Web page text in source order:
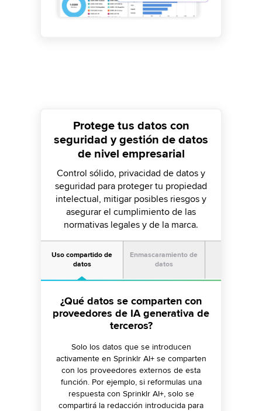
Protege tus datos con
seguridad y gestión de datos
de nivel empresarial
Control sólido, privacidad de datos y
seguridad para proteger tu propiedad
intelectual, mitigar posibles riesgos y
asegurar el cumplimiento de las
normativas legales y de la marca.
Uso compartido de
datos
Enmascaramiento de
datos
¿Qué datos se comparten con
proveedores de IA generativa de
terceros?
Solo los datos que se introducen
activamente en Sprinklr AI+ se comparten
con los proveedores externos de esta
función. Por ejemplo, si reformulas una
respuesta con Sprinklr AI+, solo se
compartirá la redacción introducida para
¿Se pueden anonimizar los datos
antes de compartirlos?
correo electrónico, URL, direcciones IP,
permisos de conducir, registros médicos,
etc. Además, el enmascaramiento con
expresiones regulares de Sprinklr puede
adaptarse a los requisitos específicos del
cliente.
Mitigación del riesgo al evitar
"alucinaciones de la IA"
produzcan "alucinaciones de la IA" y otros
riesgos similares con diversos mecanismos
de protección, como prompt engineering.